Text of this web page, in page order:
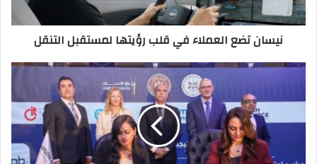
التنقل
نيسان تضع العملاء في قلب رؤيتها لمستقبل التنقل
"شامل
"WorkShift